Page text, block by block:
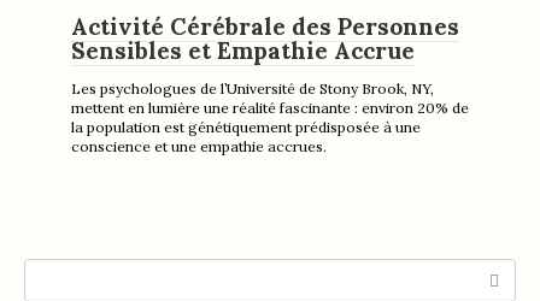
Activité Cérébrale des Personnes
Sensibles et Empathie Accrue
Les psychologues de l’Université de Stony Brook, NY,
mettent en lumière une réalité fascinante : environ 20% de
la population est génétiquement prédisposée à une
conscience et une empathie accrues.